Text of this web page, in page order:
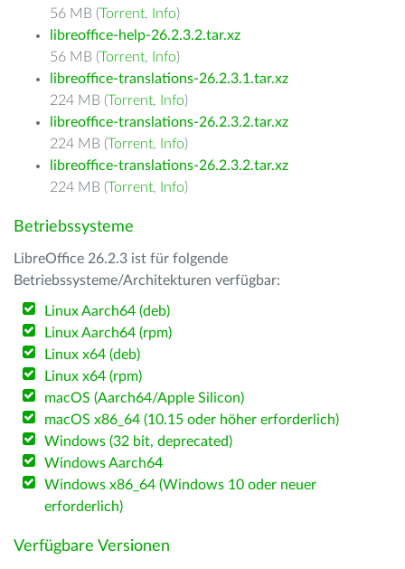
56 MB (Torrent, Info)
libreoffice-help-26.2.3.2.tar.xz
56 MB (Torrent, Info)
libreoffice-translations-26.2.3.1.tar.xz
224 MB (Torrent, Info)
libreoffice-translations-26.2.3.2.tar.xz
224 MB (Torrent, Info)
libreoffice-translations-26.2.3.2.tar.xz
224 MB (Torrent, Info)
Betriebssysteme
LibreOffice 26.2.3 ist für folgende
Betriebssysteme/Architekturen verfügbar:
Linux Aarch64 (deb)
Linux Aarch64 (rpm)
Linux x64 (deb)
Linux x64 (rpm)
macOS (Aarch64/Apple Silicon)
macOS x86_64 (10.15 oder höher erforderlich)
Windows (32 bit, deprecated)
Windows Aarch64
Windows x86_64 (Windows 10 oder neuer
erforderlich)
Verfügbare Versionen